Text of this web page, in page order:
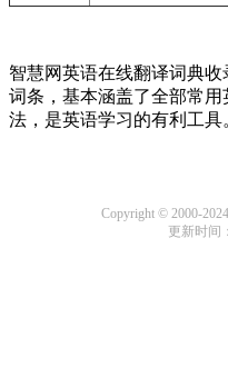
智慧网英语在线翻译词典收
词条，基本涵盖了全部常
法，是英语学习的有利工具
Copyright © 2000-
更新时间